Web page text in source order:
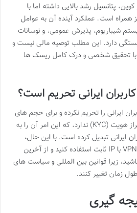
پتانسیل رشد بالایی داشته اما با
است. عملکرد آینده آن به عوامل
شیباریوم، پذیرش عمومی، و نوسانات
بستگی دارد. این مطلب توصیه مالی نیست و
با تحقیق شخصی و درک کامل ریسک ها
ایرانی تحریم است؟
ایرانی را تحریم نکرده و برای حجم های
پایین معاملات نیازی به احراز هویت (KYC) ندارد، که این امر آن را به
ایرانی تبدیل کرده است. با این حال،
همیشه توصیه می شود از VPN با IP ثابت استفاده کنید و از آخرین
زیرا قوانین بین المللی و سیاست های
زمان تغییر کنند.
گیری